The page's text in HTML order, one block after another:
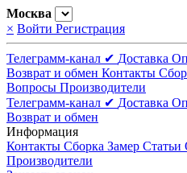
Москва
× Войти Регистрация
Телеграмм-канал ✔ Доставка
Возврат и обмен Контакты
Вопросы Производители
Телеграмм-канал ✔ Доставка
Возврат и обмен
Информация
Контакты Сборка Замер Статьи
Производители